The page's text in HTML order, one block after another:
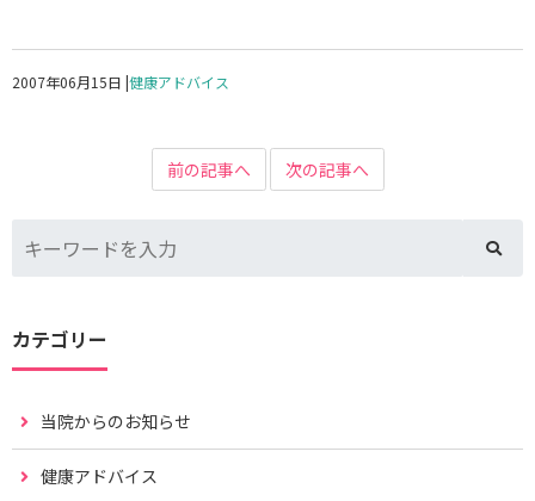
2007年06月15日 |健康アドバイス
前の記事へ 次の記事へ
カテゴリー
当院からのお知らせ
健康アドバイス